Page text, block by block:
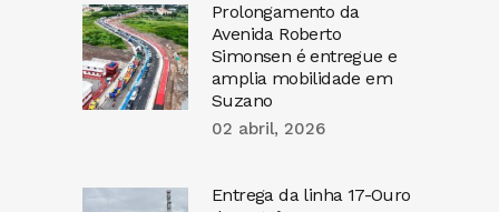
Prolongamento da
Avenida Roberto
Simonsen é entregue e
amplia mobilidade em
Suzano
02 abril, 2026
Entrega da linha 17-Ouro